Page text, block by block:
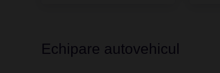
Echipare autovehicul